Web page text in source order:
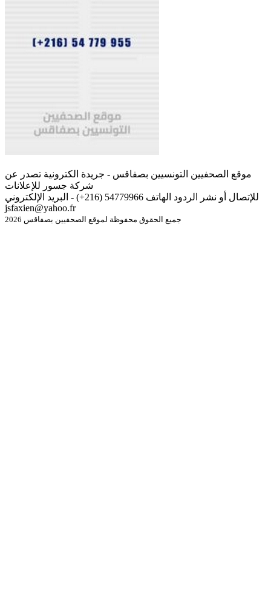
موقع الصحفيين التونسيين بصفاقس - جريدة الكترونية تصدر عن
شركة جسور للإعلانات
للإتصال أو نشر الردود الهاتف 54779966 (216+) - البريد الإلكتروني
jsfaxien@yahoo.fr
جميع الحقوق محفوظة لموقع الصحفيين بصفاقس 2026